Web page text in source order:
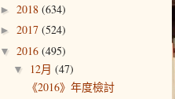
► 2018 (634)
► 2017 (524)
▼ 2016 (495)
▼ 12月 (47)
《2016》年度檢討